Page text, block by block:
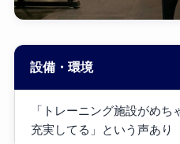
設備・環境
「トレーニング施設がめ
充実してる」という声あり